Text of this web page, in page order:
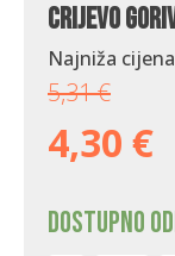
Crijevo
Najniža
5,31€
4,30 €
Dostupno